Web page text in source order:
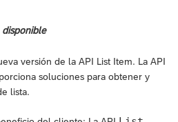
disponible
versión de la API List Item. La API
soluciones para obtener y
lista.